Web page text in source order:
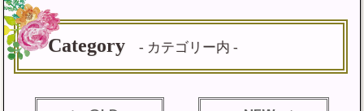
Category - カテゴリー内 -